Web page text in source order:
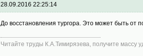
28.09.2016 22:25:14
До восстановления тургора. Это может быть от
Читайте труды К.А.Тимирязева, получите массу